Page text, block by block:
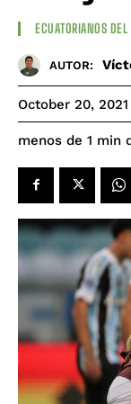
ECUATORIANOS DEL
AUTOR:
October 20, 2021
menos de 1 min